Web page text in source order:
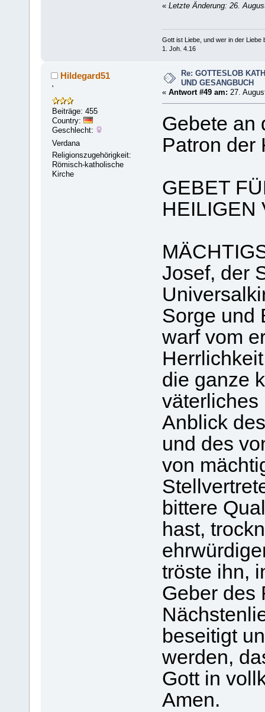
« Letzte Änderung: 26.
Gott ist Liebe, und wer in der Liebe
1. Joh. 4.16
Hildegard51
'
Beiträge: 455
Country:
Geschlecht:
Verdana
Religionszugehörigkeit:
Römisch-katholische
Kirche
Re: GOTTESLOB
UND GESANGBUCH
« Antwort #49 am: 27.
Gebete an
Patron der
GEBET
HEILIGEN
Josef, der
Sorge und
warf vom
die ganze
väterliches
Anblick
und des
von
bittere
hast,
tröste ihn,
Geber des
beseitigt
werden,
Gott in
Amen.